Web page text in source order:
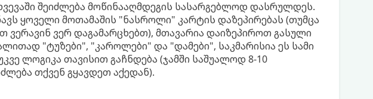
შეიძლება მოწინააღმდეგის სასარგებლოდ დასრულდეს.
ყოველი მოთამაშის "ნასროლი" კარტის დაზეპირებას (თუმცა
ვერავინ ვერ დაგამარცხებთ), მთავარია დაიზეპიროთ გასული
"ტუზები", "კაროლები" და "დამები", საკმარისია ეს სამი
ლოგიკა თავისით გაჩნდება (ჯამში საშუალოდ 8-10
თქვენ გყავდეთ აქედან).